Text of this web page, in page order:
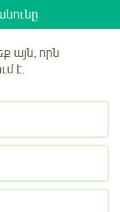
այն, որն
է.